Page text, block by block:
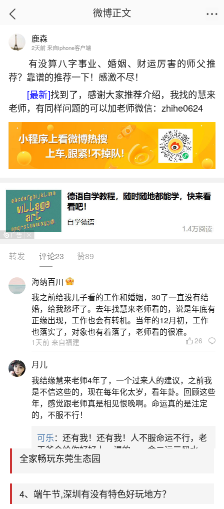
首页
深圳端午节去哪里玩比较好？
2026-05-29 13:19:15 8 7 赞
生活中像深圳端午节去哪里玩比较好？都是很
常见的问题，但是小问题不注意可能会引起大麻
烦，下面就这个问题给大家做一些解读：
1、深圳十大适合端午旅游的地方
东部华侨城（观瀑布/戏水玩水/薰衣草）特色：
国家级4A旅游景区，主要景点有大侠谷、茶溪谷、
大侠谷瀑布、水公园、云海谷等。活动：茶溪谷采
水戏水。地址：广东省深圳市盐田区梅沙街道大梅
沙环碧路。观澜山水田园（端午民俗/采摘杨梅荔枝/
水上乐园）特色：集岭南客家水乡风情
2、深圳端午去哪玩
深圳莲花山：位于深圳市中心区北端，山顶广
场可俯看中心区全貌，东南部的风筝广场可放风
筝，西北部及北部有多条林荫登山道。端午节期间
还可看市民中心灯光秀（5月30
3、深圳广州端午节周末最适合亲子的地方39.9
全家畅玩东莞生态园
4、端午节,深圳有没有特色好玩地方？
微博正文
鹿森
2天前 来自iphone客户端
有没算八字事业、婚姻、财运厉害的师父推
荐？靠谱的推荐一下！感激不尽！
[最新]找到了，感谢大家推荐介绍，我找的慧来
老师，有同样问题的可以加老师微信：zhihe0624
转发 评论23 赞89
海纳百川
我之前给我儿子看的工作和婚姻，30了一直没有结
婚，给我愁坏了。去年找慧来老师看的，说是年底有
正缘出现，工作也会有转机。当年的12月初，工作
也落实了，对象也有着落了，老师看的很准。
1天前 来自福建 26
月儿
我结缘慧来老师4年了，一个过来人的建议，之前我
是不信这些的，现在每年化太岁，看年卦。回顾这些
年，感觉跟老师真是相见恨晚啊。命运真的是注定
的，不服不行！
可乐：还有我！还有我！人不服命运不行，老
天爷会给你好好上一课的。一命二运三风水，
哪样不服都不行！